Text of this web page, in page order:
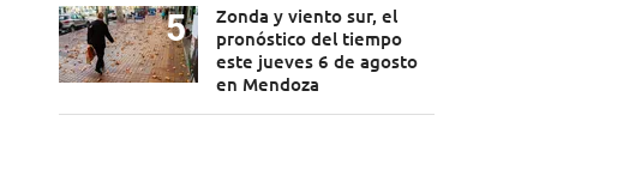
Zonda y viento sur, el
pronóstico del tiempo
este jueves 6 de agosto
en Mendoza